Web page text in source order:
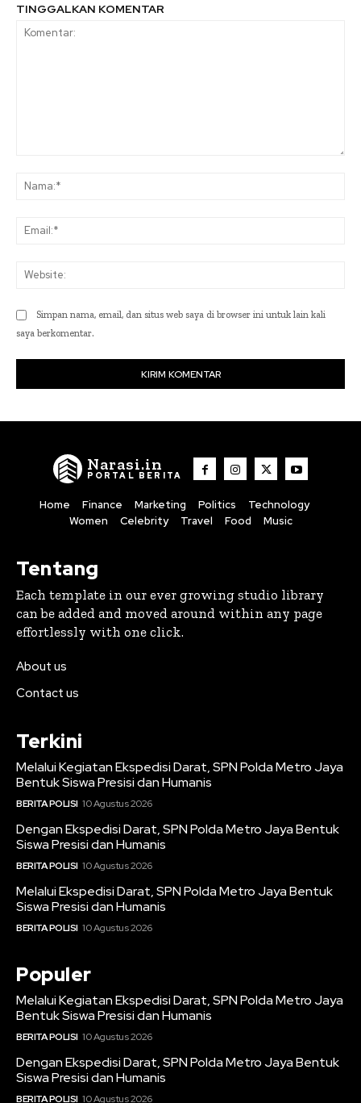
TINGGALKAN KOMENTAR
Simpan nama, email, dan situs web saya di browser ini untuk lain kali
saya berkomentar.
Narasi.in
PORTAL BERITA
Home Finance Marketing Politics
Technology
Women
Celebrity Travel Food Music
Tentang
Each template in our ever growing studio library
can be added and moved around within any page
effortlessly with one click.
About us
Contact us
Terkini
Melalui Kegiatan Ekspedisi Darat, SPN Polda Metro Jaya
Bentuk Siswa Presisi dan Humanis
BERITA POLISI 10 Agustus 2026
Dengan Ekspedisi Darat, SPN Polda Metro Jaya Bentuk
Siswa Presisi dan Humanis
BERITA POLISI 10 Agustus 2026
Melalui Ekspedisi Darat, SPN Polda Metro Jaya Bentuk
Siswa Presisi dan Humanis
BERITA POLISI 10 Agustus 2026
Populer
Melalui Kegiatan Ekspedisi Darat, SPN Polda Metro Jaya
Bentuk Siswa Presisi dan Humanis
BERITA POLISI 10 Agustus 2026
Dengan Ekspedisi Darat, SPN Polda Metro Jaya Bentuk
Siswa Presisi dan Humanis
BERITA POLISI 10 Agustus 2026